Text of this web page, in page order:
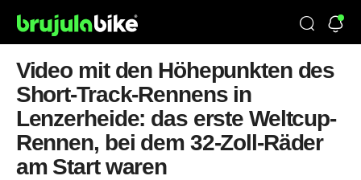
Video mit den Höhepunkten des
Short-Track-Rennens in
Lenzerheide: das erste Weltcup-
Rennen, bei dem 32-Zoll-Räder
am Start waren